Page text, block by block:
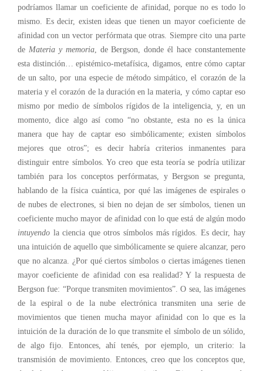
podríamos llamar un coeficiente de afinidad, porque no es todo lo
mismo. Es decir, existen ideas que tienen un mayor coeficiente de
afinidad con un vector perfórmata que otras. Siempre cito una parte
de Materia y memoria, de Bergson, donde él hace constantemente
esta distinción… epistémico-metafísica, digamos, entre cómo captar
de un salto, por una especie de método simpático, el corazón de la
materia y el corazón de la duración en la materia, y cómo captar eso
mismo por medio de símbolos rígidos de la inteligencia, y, en un
momento, dice algo así como “no obstante, esta no es la única
manera que hay de captar eso simbólicamente; existen símbolos
mejores que otros”; es decir habría criterios inmanentes para
distinguir entre símbolos. Yo creo que esta teoría se podría utilizar
también para los conceptos perfórmatas, y Bergson se pregunta,
hablando de la física cuántica, por qué las imágenes de espirales o
de nubes de electrones, si bien no dejan de ser símbolos, tienen un
coeficiente mucho mayor de afinidad con lo que está de algún modo
intuyendo la ciencia que otros símbolos más rígidos. Es decir, hay
una intuición de aquello que simbólicamente se quiere alcanzar, pero
que no alcanza. ¿Por qué ciertos símbolos o ciertas imágenes tienen
mayor coeficiente de afinidad con esa realidad? Y la respuesta de
Bergson fue: “Porque transmiten movimientos”. O sea, las imágenes
de la espiral o de la nube electrónica transmiten una serie de
movimientos que tienen mucha mayor afinidad con lo que es la
intuición de la duración de lo que transmite el símbolo de un sólido,
de algo fijo. Entonces, ahí tenés, por ejemplo, un criterio: la
transmisión de movimiento. Entonces, creo que los conceptos que,